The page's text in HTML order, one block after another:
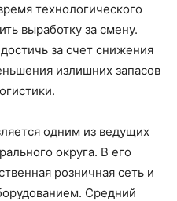
технологического
выработку за смену.
за счет снижения
излишних запасов
одним из ведущих
округа. В его
розничная сеть и
Средний